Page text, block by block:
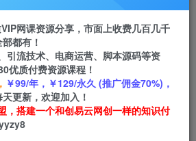
APP下载
GO
费 正文
闻到今日头条上发布文章来赚
，月入5000+【揭秘】
网课资源分享，市面上收费几百几千
都有！
引流技术、电商运营、脚本源码等资
优质付费资源课程！
￥99/年，￥129/永久 (推广佣金70%)，
天更新，欢迎加入！
，搭建一个和创易云网创一样的知识付